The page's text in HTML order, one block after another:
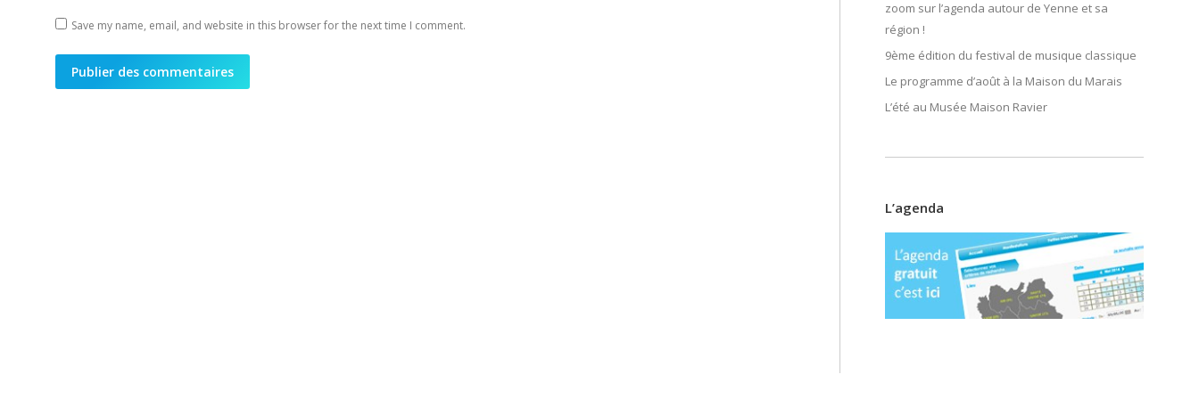
Save my name, email, and website in this browser for the next time I comment.
Publier des commentaires
zoom sur l’agenda autour de Yenne et sa
région !
9ème édition du festival de musique classique
Le programme d’août à la Maison du Marais
L’été au Musée Maison Ravier
L’agenda